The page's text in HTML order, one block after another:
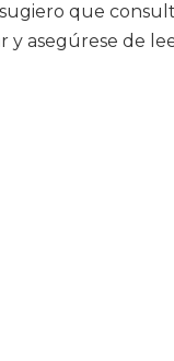
que
asegúrese de